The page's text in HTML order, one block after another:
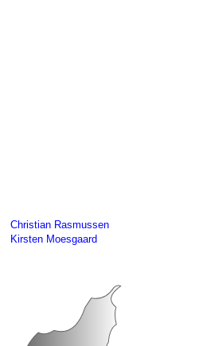
Christian Rasmussen
Kirsten Moesgaard